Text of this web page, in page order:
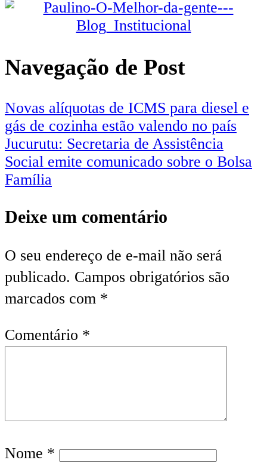
Navegação de Post
Novas alíquotas de ICMS para diesel e
gás de cozinha estão valendo no país
Jucurutu: Secretaria de Assistência
Social emite comunicado sobre o Bolsa
Família
Deixe um comentário
O seu endereço de e-mail não será
publicado. Campos obrigatórios são
marcados com *
Comentário *
Nome *